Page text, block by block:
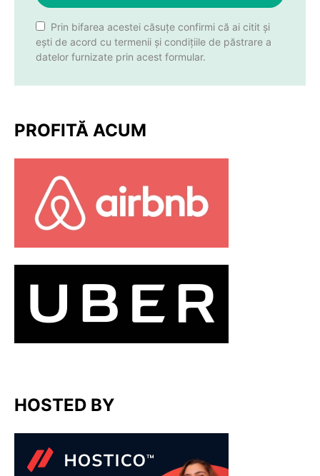
Prin bifarea acestei căsuțe confirmi că ai citit și
ești de acord cu termenii și condițiile de păstrare a
datelor furnizate prin acest formular.
PROFITĂ ACUM
HOSTED BY